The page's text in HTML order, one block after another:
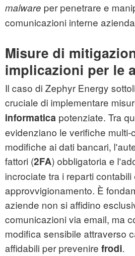
malware per penetrare e
comunicazioni interne
Misure di
implicazioni per le
Il caso di Zephyr Energy
cruciale di implementare
informatica potenziate. Tra
evidenziano le verifiche multi-
modifiche ai dati bancari,
fattori (2FA) obbligatoria e
incrociate tra i reparti contabili
approvvigionamento. È
aziende non si affidino
comunicazioni via email, ma
modifica sensibile attraverso
affidabili per prevenire frodi.